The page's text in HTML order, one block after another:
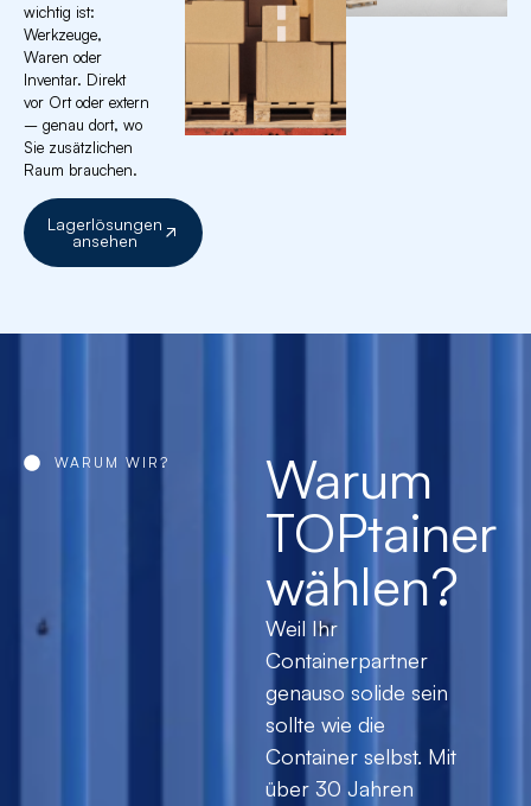
wichtig ist:
Werkzeuge,
Waren oder
Inventar. Direkt
vor Ort oder extern
– genau dort, wo
Sie zusätzlichen
Raum brauchen.
Lagerlösungen
ansehen
WARUM WIR?
Warum
TOPtainer
wählen?
Weil Ihr
Containerpartner
genauso solide sein
sollte wie die
Container selbst. Mit
über 30 Jahren